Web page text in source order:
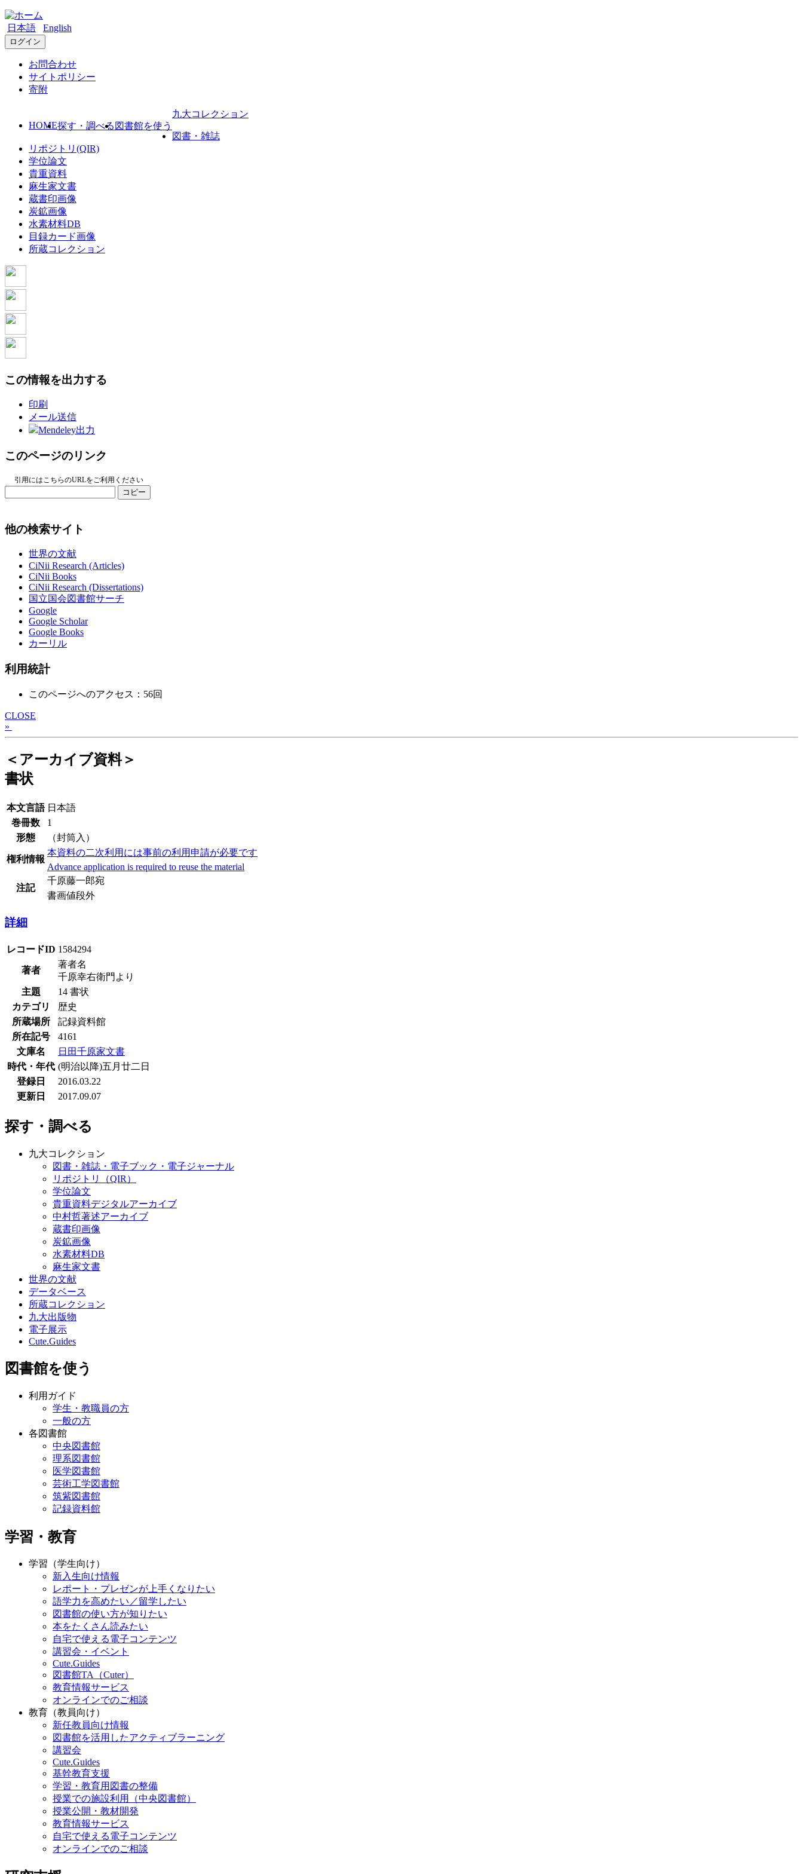
日本語 English
ログイン
お問合わせ
サイトポリシー
寄附
HOME探す・調べる 図書館を使う
九大コレクション
図書・雑誌
リポジトリ(QIR)
学位論文
貴重資料
麻生家文書
蔵書印画像
炭鉱画像
水素材料DB
目録カード画像
所蔵コレクション
この情報を出力する
印刷
メール送信
Mendeley出力
このページのリンク
引用にはこちらのURLをご利用ください
コピー
他の検索サイト
世界の文献
CiNii Research (Articles)
CiNii Books
CiNii Research (Dissertations)
国立国会図書館サーチ
Google
Google Scholar
Google Books
カーリル
利用統計
このページへのアクセス：56回
CLOSE
»
＜アーカイブ資料＞
書状
本文言語 日本語
巻冊数
1
形態
（封筒入）
権利情報
本資料の二次利用には事前の利用申請が必要です
Advance application is required to reuse the material
注記
千原藤一郎宛
書画値段外
詳細
レコードID 1584294
著者
著者名
千原幸右衛門より
主題
14 書状
カテゴリ
歴史
所蔵場所
記録資料館
所在記号
4161
文庫名
日田千原家文書
時代・年代 (明治以降)五月廿二日
登録日
2016.03.22
更新日
2017.09.07
探す・調べる
九大コレクション
図書・雑誌・電子ブック・電子ジャーナル
リポジトリ（QIR）
学位論文
貴重資料デジタルアーカイブ
中村哲著述アーカイブ
蔵書印画像
炭鉱画像
水素材料DB
麻生家文書
世界の文献
データベース
所蔵コレクション
九大出版物
電子展示
Cute.Guides
図書館を使う
利用ガイド
学生・教職員の方
一般の方
各図書館
中央図書館
理系図書館
医学図書館
芸術工学図書館
筑紫図書館
記録資料館
学習・教育
学習（学生向け）
新入生向け情報
レポート・プレゼンが上手くなりたい
語学力を高めたい／留学したい
図書館の使い方が知りたい
本をたくさん読みたい
自宅で使える電子コンテンツ
講習会・イベント
Cute.Guides
図書館TA（Cuter）
教育情報サービス
オンラインでのご相談
教育（教員向け）
新任教員向け情報
図書館を活用したアクティブラーニング
講習会
Cute.Guides
基幹教育支援
学習・教育用図書の整備
授業での施設利用（中央図書館）
授業公開・教材開発
教育情報サービス
自宅で使える電子コンテンツ
オンラインでのご相談